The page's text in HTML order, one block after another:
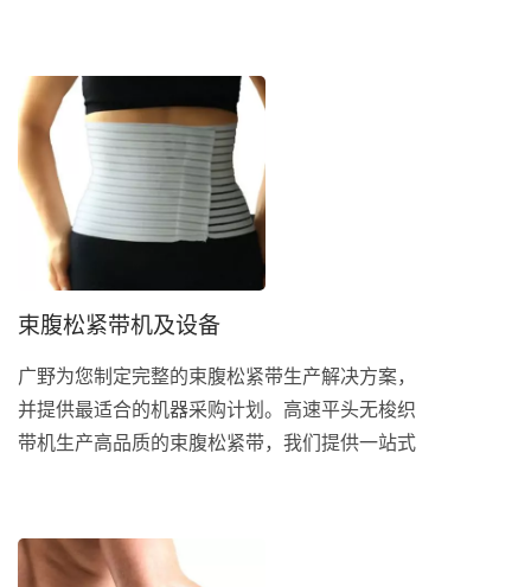
于防护衣头套、腰间、袖口及脚踝，以帮助作业
人员穿戴舒适与移动方便性，更加以保护员工免
于工作场所的危害风险。常见的材质有四种，聚
丙烯(PP)、聚乙烯(PE)、聚酯(PET)、纺粘熔喷纺
粘(SMS)。防护衣松紧带常见宽度为6mm至
12mm，普遍以编织机(走马机)织造单色系松紧
带。点击右下方按钮填写表单，将会获得进一步
的报价。
束腹松紧带机及设备
广野为您制定完整的束腹松紧带生产解决方案，
并提供最适合的机器采购计划。高速平头无梭织
带机生产高品质的束腹松紧带，我们提供一站式
松紧带，主要功能是保护伤口。由于腹部手术会
在腹部留下伤口，束腹带的角色就是保护伤口，